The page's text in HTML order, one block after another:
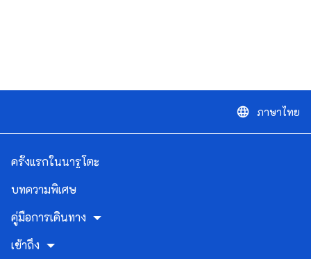
language ภาษาไทย
ครั้งแรกในนารูโตะ
บทความพิเศษ
คู่มือการเดินทาง
เข้าถึง